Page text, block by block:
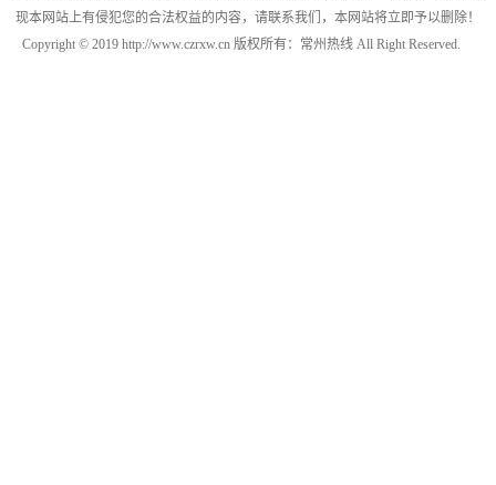
现本网站上有侵犯您的合法权益的内容，请联系我们，本网站将立即予以删除！
Copyright © 2019 http://www.czrxw.cn 版权所有：常州热线 All Right Reserved.